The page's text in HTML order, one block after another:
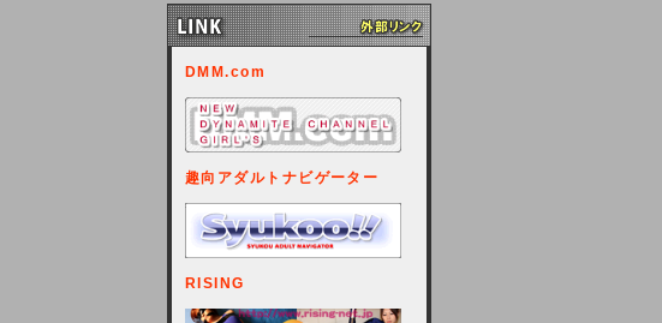
DMM.com
趣向アダルトナビゲーター
RISING